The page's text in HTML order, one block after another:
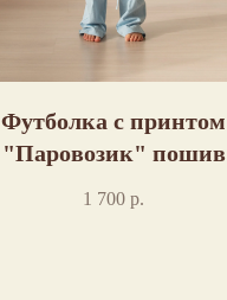
Футболка с принтом
"Паровозик" пошив
1 700 р.